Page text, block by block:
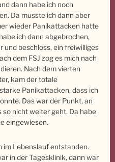
dann habe ich noch
Da musste ich dann aber
wieder Panikattacken hatte
ich dann abgebrochen,
und beschloss, ein freiwilliges
dem FSJ zog es mich nach
Nach dem vierten
kam der totale
Panikattacken, dass ich
Das war der Punkt, an
so nicht weiter geht. Da habe
eingewiesen.
im Lebenslauf entstanden.
in der Tagesklinik, dann war